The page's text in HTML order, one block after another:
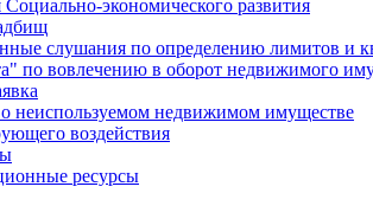
Социально-экономического развития
слушания по определению лимитов и
по вовлечению в оборот недвижимого
неиспользуемом недвижимом имуществе
воздействия
ресурсы